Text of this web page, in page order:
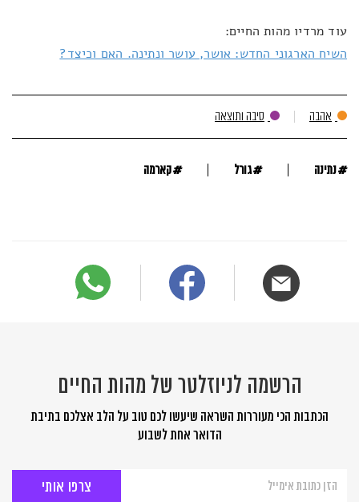
עוד מרדיו מהות החיים:
השיח הארגוני החדש: אושר, עושר ונתינה. האם וכיצד?
אהבה סיבה ותוצאה
#נתינה #גורל #קארמה
הרשמה לניוזלטר של מהות החיים
הכתבות הכי מעוררות השראה שיעשו לכם טוב על הלב אצלכם בתיבת
הדואר אחת לשבוע
לניוזלטר